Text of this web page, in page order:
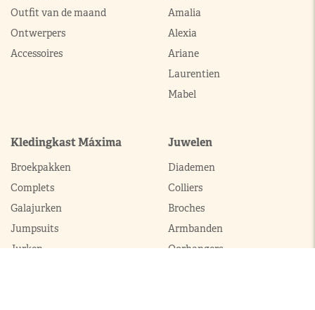
Outfit van de maand
Ontwerpers
Accessoires
Amalia
Alexia
Ariane
Laurentien
Mabel
Kledingkast Máxima
Broekpakken
Complets
Galajurken
Jumpsuits
Jurken
Juwelen
Diademen
Colliers
Broches
Armbanden
Oorhangers